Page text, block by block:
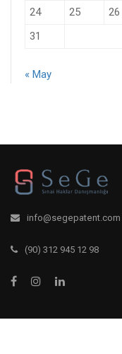
24
25 26
31
« May
info@segepatent.com
(90) 312 945 12 98